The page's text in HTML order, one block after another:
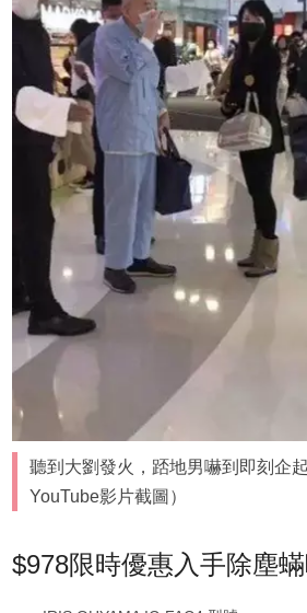
聽到大劉發火，踎地男嚇到即刻企
YouTube影片截圖）
$978限時優惠入手除塵